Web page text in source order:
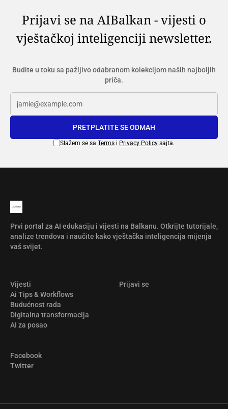
Prijavi se na AIBalkan - vijesti o
vještačkoj inteligenciji newsletter.
Budite u toku sa pažljivo odabranom kolekcijom naših najboljih
priča.
PRETPLATITE SE ODMAH
Slažem se sa Terms i Privacy Policy sajta.
Prvi portal za AI edukaciju i vijesti na Balkanu. Otkrijte tutorijale,
analize trendova i naučite kako vještačka inteligencija mijenja
vaš svijet.
Vijesti
Ai Tips & Workflows
Budućnost rada
Digitalna transformacija
AI za posao
Prijavi se
Facebook
Twitter